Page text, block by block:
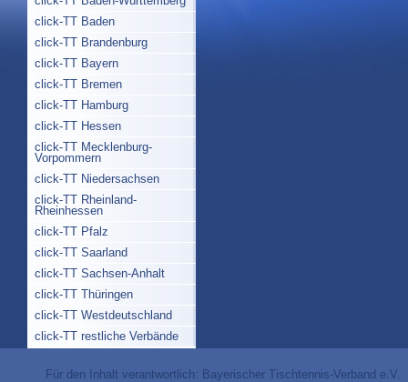
click-TT Baden
click-TT Brandenburg
click-TT Bayern
click-TT Bremen
click-TT Hamburg
click-TT Hessen
click-TT Mecklenburg-
Vorpommern
click-TT Niedersachsen
click-TT Rheinland-
Rheinhessen
click-TT Pfalz
click-TT Saarland
click-TT Sachsen-Anhalt
click-TT Thüringen
click-TT Westdeutschland
click-TT restliche Verbände
Für den Inhalt verantwortlich: Bayerischer Tischtennis-Verband e.V.